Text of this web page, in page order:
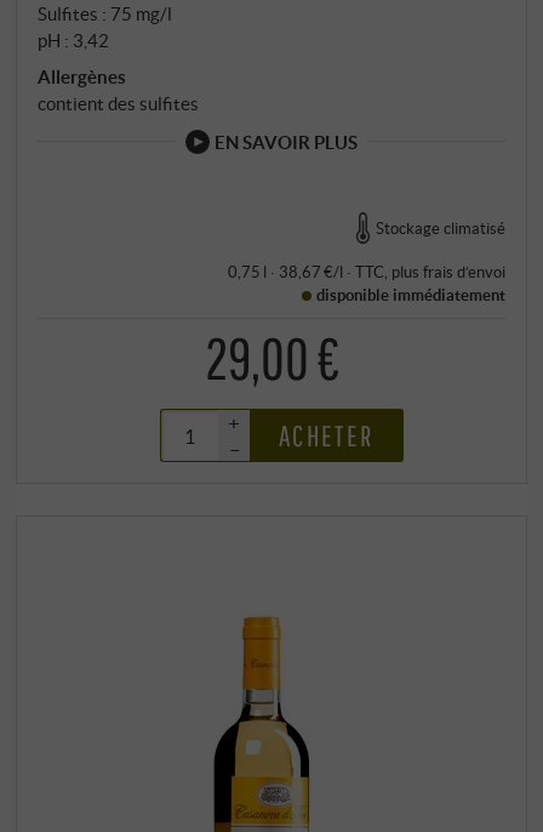
Sulfites : 75 mg/l
pH : 3,42
Allergènes
contient des sulfites
EN SAVOIR PLUS
Stockage climatisé
0,75 l · 38,67 €/l · TTC , plus frais d’envoi
disponible immédiatement
29,00 €
+
–
ACHETER